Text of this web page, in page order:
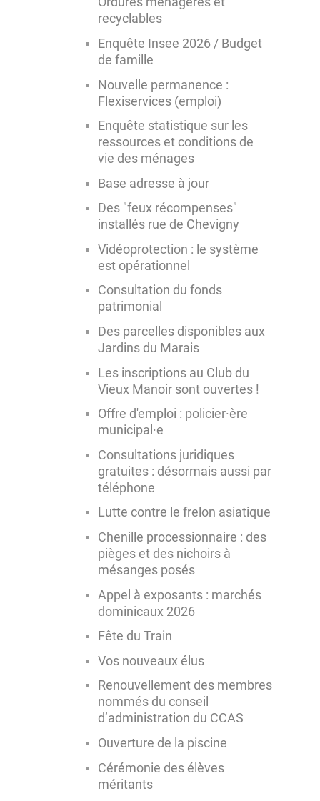
recyclables
Enquête Insee 2026 / Budget
de famille
Nouvelle permanence :
Flexiservices (emploi)
Enquête statistique sur les
ressources et conditions de
vie des ménages
Base adresse à jour
Des "feux récompenses"
installés rue de Chevigny
Vidéoprotection : le système
est opérationnel
Consultation du fonds
patrimonial
Des parcelles disponibles aux
Jardins du Marais
Les inscriptions au Club du
Vieux Manoir sont ouvertes !
Offre d'emploi : policier·ère
municipal·e
Consultations juridiques
gratuites : désormais aussi par
téléphone
Lutte contre le frelon asiatique
Chenille processionnaire : des
pièges et des nichoirs à
mésanges posés
Appel à exposants : marchés
dominicaux 2026
Fête du Train
Vos nouveaux élus
Renouvellement des membres
nommés du conseil
d’administration du CCAS
Ouverture de la piscine
Cérémonie des élèves
méritants